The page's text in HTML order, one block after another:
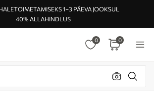
1–3 PÄEVA JOOKSUL
40% ALLAHINDLUS
0 0